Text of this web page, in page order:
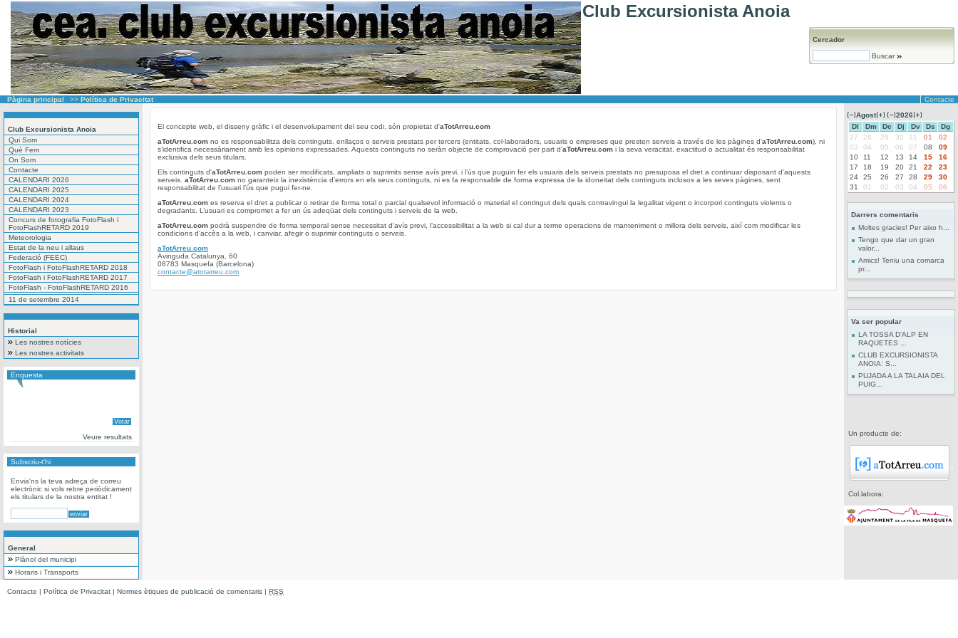
Club Excursionista Anoia
Cercador
Buscar
Pàgina principal >> Política de Privacitat Contacte
Club Excursionista Anoia
Qui Som
Què Fem
On Som
Contacte
CALENDARI 2026
CALENDARI 2025
CALENDARI 2024
CALENDARI 2023
Concurs de fotografia FotoFlash i
FotoFlashRETARD 2019
Meteorologia
Estat de la neu i allaus
Federació (FEEC)
FotoFlash i FotoFlashRETARD 2018
FotoFlash i FotoFlashRETARD 2017
FotoFlash - FotoFlashRETARD 2016
11 de setembre 2014
Historial
Les nostres notícies
Les nostres activitats
Enquesta
Veure resultats
Subscriu-t'hi
Envia'ns la teva adreça de correu
electrònic si vols rebre periòdicament
els titulars de la nostra entitat !
General
Plànol del municipi
Horaris i Transports
El concepte web, el disseny gràfic i el desenvolupament del seu codi, són propietat d'aTotArreu.com
aTotArreu.com no es responsabilitza dels continguts, enllaços o serveis prestats per tercers (entitats, col·laboradors, usuaris o empreses que presten serveis a través de les pàgines d'aTotArreu.com), ni
s’identifica necessàriament amb les opinions expressades. Aquests continguts no seràn objecte de comprovació per part d'aTotArreu.com i la seva veracitat, exactitud o actualitat és responsabilitat
exclusiva dels seus titulars.
Els continguts d'aTotArreu.com poden ser modificats, ampliats o suprimits sense avís previ, i l’ús que puguin fer els usuaris dels serveis prestats no presuposa el dret a continuar disposant d’aquests
serveis. aTotArreu.com no garanteix la inexistència d’errors en els seus continguts, ni es fa responsable de forma expressa de la idoneitat dels continguts inclosos a les seves pàgines, sent
responsabilitat de l’usuari l’ús que pugui fer-ne.
aTotArreu.com es reserva el dret a publicar o retirar de forma total o parcial qualsevol informació o material el contingut dels quals contravingui la legalitat vigent o incorpori continguts violents o
degradants. L’usuari es compromet a fer un ús adeqüat dels continguts i serveis de la web.
aTotArreu.com podrà suspendre de forma temporal sense necessitat d’avís previ, l’accessibilitat a la web si cal dur a terme operacions de manteniment o millora dels serveis, així com modificar les
condicions d’accès a la web, i canviar, afegir o suprimir continguts o serveis.
aTotArreu.com
Avinguda Catalunya, 60
08783 Masquefa (Barcelona)
contacte@atotarreu.com
Agost
2026
Dl
Dm Dc Dj Dv Ds
Dg
27
28 29 30 31 01
02
03
04 05 06 07 08
09
10
11 12 13 14 15
16
17
18 19 20 21 22
23
24
25 26 27 28 29
30
31
01 02 03 04 05 06
Darrers comentaris
Moltes gracies! Per aixo h...
Tengo que dar un gran
valor...
Amics! Teniu una comarca
pr...
Va ser popular
LA TOSSA D’ALP EN
RAQUETES ...
CLUB EXCURSIONISTA
ANOIA: S...
PUJADA A LA TALAIA DEL
PUIG...
Un producte de:
Col.labora:
Contacte | Política de Privacitat | Normes ètiques de publicació de comentaris | RSS